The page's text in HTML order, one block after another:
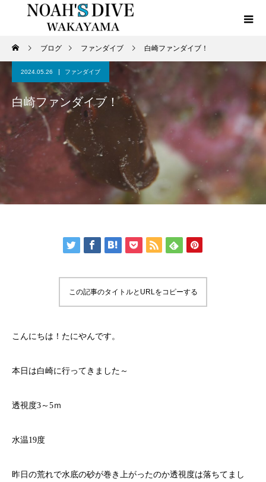
ブログ ファンダイブ 白崎ファンダイブ！
2024.05.26 ファンダイブ
白崎ファンダイブ！
この記事のタイトルとURLをコピーする
こんにちは！たにやんです。
本日は白崎に行ってきました～
透視度3～5ｍ
水温19度
昨日の荒れで水底の砂が巻き上がったのか透視度は落ちてまし